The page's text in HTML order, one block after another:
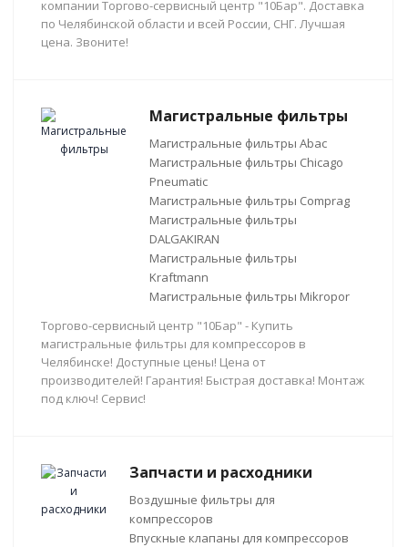
компании Торгово-сервисный центр "10Бар". Доставка
по Челябинской области и всей России, СНГ. Лучшая
цена. Звоните!
Магистральные фильтры
Магистральные фильтры Abac
Магистральные фильтры Chicago
Pneumatic
Магистральные фильтры Comprag
Магистральные фильтры
DALGAKIRAN
Магистральные фильтры
Kraftmann
Магистральные фильтры Mikropor
Торгово-сервисный центр "10Бар" - Купить
магистральные фильтры для компрессоров в
Челябинске! Доступные цены! Цена от
производителей! Гарантия! Быстрая доставка! Монтаж
под ключ! Сервис!
Запчасти и расходники
Воздушные фильтры для
компрессоров
Впускные клапаны для компрессоров